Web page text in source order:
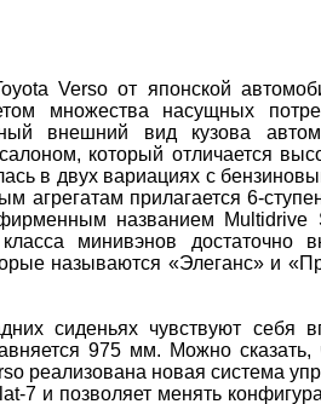
Verso от японской
множества насущных
внешний вид кузова
который отличается
в двух вариациях с
агрегатам прилагается 6-
названием Multidrive
минивэнов достаточно
называются «Элеганс» и
сиденьях чувствуют себя
975 мм. Можно сказать,
реализована новая система
7 и позволяет менять